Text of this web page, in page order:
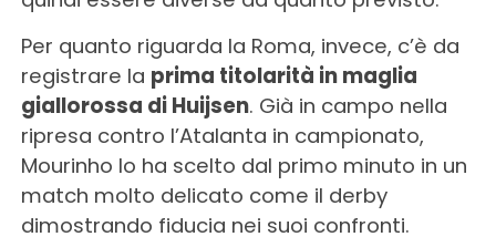
Per quanto riguarda la Roma, invece, c’è da
registrare la prima titolarità in maglia
giallorossa di Huijsen. Già in campo nella
ripresa contro l’Atalanta in campionato,
Mourinho lo ha scelto dal primo minuto in un
match molto delicato come il derby
dimostrando fiducia nei suoi confronti.